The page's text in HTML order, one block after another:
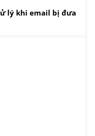
lý khi email bị đưa